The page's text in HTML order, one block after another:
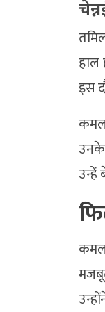
हाल
इस
कमल
उनके
उन्हें